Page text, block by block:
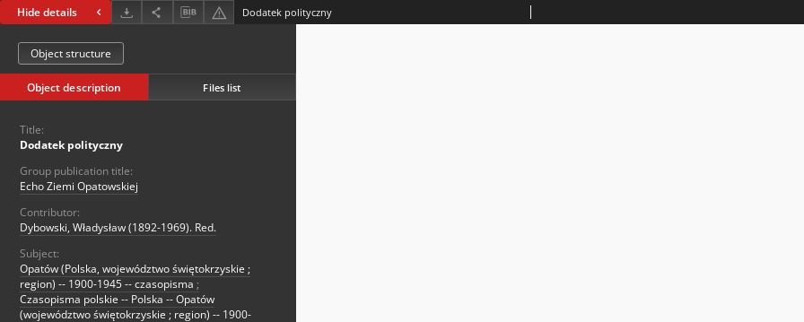
Hide details Dodatek polityczny
Object structure
Object description Files list
Title:
Dodatek polityczny
Group publication title:
Echo Ziemi Opatowskiej
Contributor:
Dybowski, Władysław (1892-1969). Red.
Subject:
Opatów (Polska, województwo świętokrzyskie ;
region) -- 1900-1945 -- czasopisma ;
Czasopisma polskie -- Polska -- Opatów
(województwo świętokrzyskie ; region) -- 1900-